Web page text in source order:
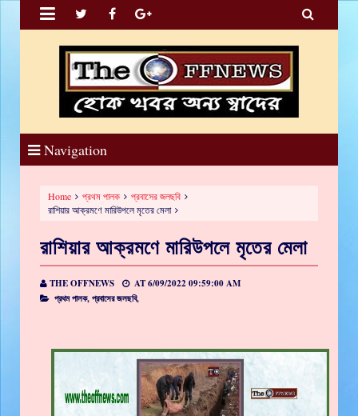
 
Navigation
Home প্রথম পালক
প্রবাসের জলছবি
রাশিয়ার আক্রমণে মারিউপলে মৃতের মেলা
রাশিয়ার আক্রমণে মারিউপলে মৃতের মেলা
THE OFFNEWS AT6/09/2022 09:59:00 AM
প্রথম পালক,প্রবাসের জলছবি,